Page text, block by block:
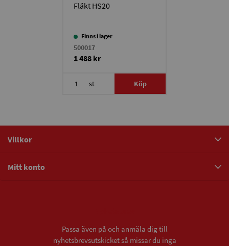
Fläkt HS20
Finns i lager
500017
1 488 kr
st Köp
Villkor
Mitt konto
Passa även på och anmäla dig till
nyhetsbrevsutskicket så missar du inga